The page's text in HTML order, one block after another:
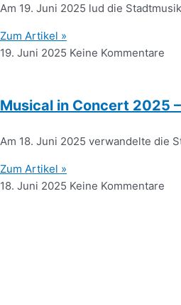
Am 19. Juni 2025 lud die
Zum Artikel »
19. Juni 2025 Keine Kommentare
Musical in Concert 2025
Am 18. Juni 2025 verwandelte die
Zum Artikel »
18. Juni 2025 Keine Kommentare